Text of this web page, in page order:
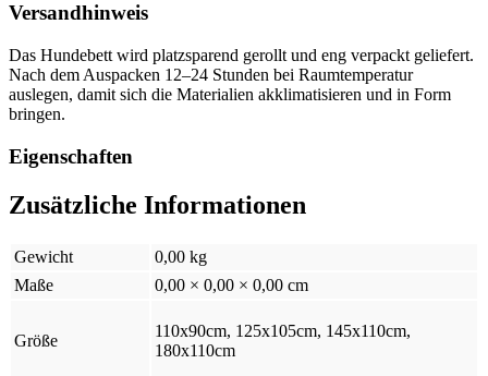
Versandhinweis
Das Hundebett wird platzsparend gerollt und eng verpackt geliefert.
Nach dem Auspacken 12–24 Stunden bei Raumtemperatur
auslegen, damit sich die Materialien akklimatisieren und in Form
bringen.
Eigenschaften
Zusätzliche Informationen
Gewicht
0,00 kg
Maße
0,00 × 0,00 × 0,00 cm
Größe
110x90cm, 125x105cm, 145x110cm,
180x110cm